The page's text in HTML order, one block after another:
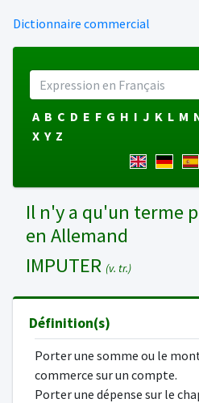
Dictionnaire commercial
A B C D E F G H I J K L M
X Y Z
Il n'y a qu'un terme
en Allemand
IMPUTER (v. tr.)
Définition(s)
Porter une somme ou le
commerce sur un compte.
Porter une dépense sur le